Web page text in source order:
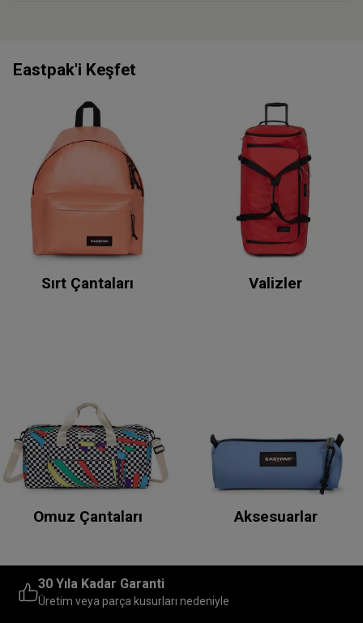
Eastpak'i Keşfet
Sırt Çantaları Valizler
Omuz Çantaları Aksesuarlar
30 Yıla Kadar Garanti
Üretim veya parça kusurları nedeniyle